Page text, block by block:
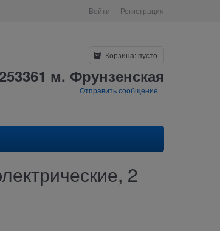
Войти Регистрация
Корзина: пусто
м. Фрунзенская
Отправить сообщение
2